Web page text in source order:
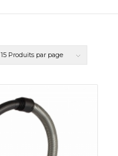
15 Produits par page